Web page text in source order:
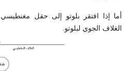
أما إذا افتقر بلوتو إلى حقل
الغلاف الجوي لبلوتو.